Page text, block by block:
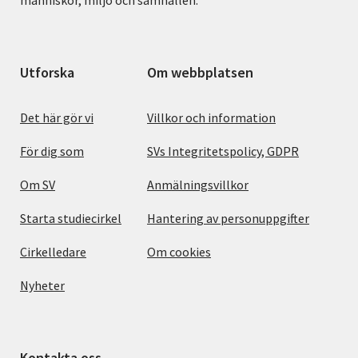
Utforska
Det här gör vi
För dig som
Om SV
Starta studiecirkel
Cirkelledare
Nyheter
Om webbplatsen
Villkor och information
SVs Integritetspolicy, GDPR
Anmälningsvillkor
Hantering av personuppgifter
Om cookies